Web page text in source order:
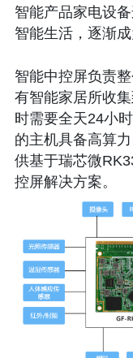
智能产品家电设
智能生活，逐渐
智能中控屏负责
有智能家居所收
时需要全天24小
的主机具备高算
供基于瑞芯微
控屏解决方案。